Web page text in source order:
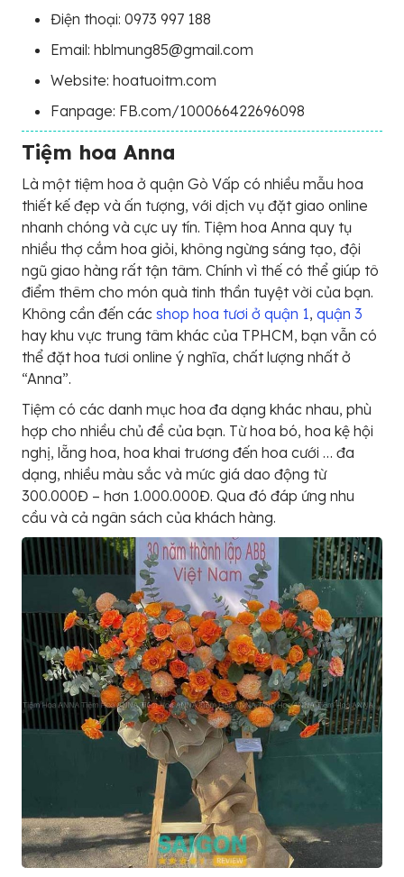
Điện thoại: 0973 997 188
Email: hblmung85@gmail.com
Website: hoatuoitm.com
Fanpage: FB.com/100066422696098
Tiệm hoa Anna
Là một tiệm hoa ở quận Gò Vấp có nhiều mẫu hoa
thiết kế đẹp và ấn tượng, với dịch vụ đặt giao online
nhanh chóng và cực uy tín. Tiệm hoa Anna quy tụ
nhiều thợ cắm hoa giỏi, không ngừng sáng tạo, đội
ngũ giao hàng rất tận tâm. Chính vì thế có thể giúp tô
điểm thêm cho món quà tinh thần tuyệt vời của bạn.
Không cần đến các shop hoa tươi ở quận 1, quận 3
hay khu vực trung tâm khác của TPHCM, bạn vẫn có
thể đặt hoa tươi online ý nghĩa, chất lượng nhất ở
“Anna”.
Tiệm có các danh mục hoa đa dạng khác nhau, phù
hợp cho nhiều chủ đề của bạn. Từ hoa bó, hoa kệ hội
nghị, lẵng hoa, hoa khai trương đến hoa cưới … đa
dạng, nhiều màu sắc và mức giá dao động từ
300.000Đ – hơn 1.000.000Đ. Qua đó đáp ứng nhu
cầu và cả ngân sách của khách hàng.